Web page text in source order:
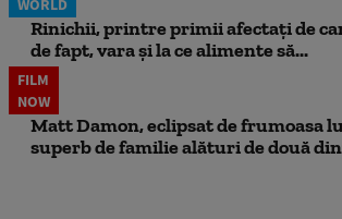
WORLD
Rinichii, printre primii afectați de
de fapt, vara și la ce alimente să...
FILM
NOW
Matt Damon, eclipsat de frumoasa
superb de familie alături de două